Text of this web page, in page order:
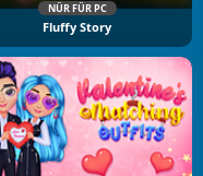
NÜR FÜR PC
Fluffy Story